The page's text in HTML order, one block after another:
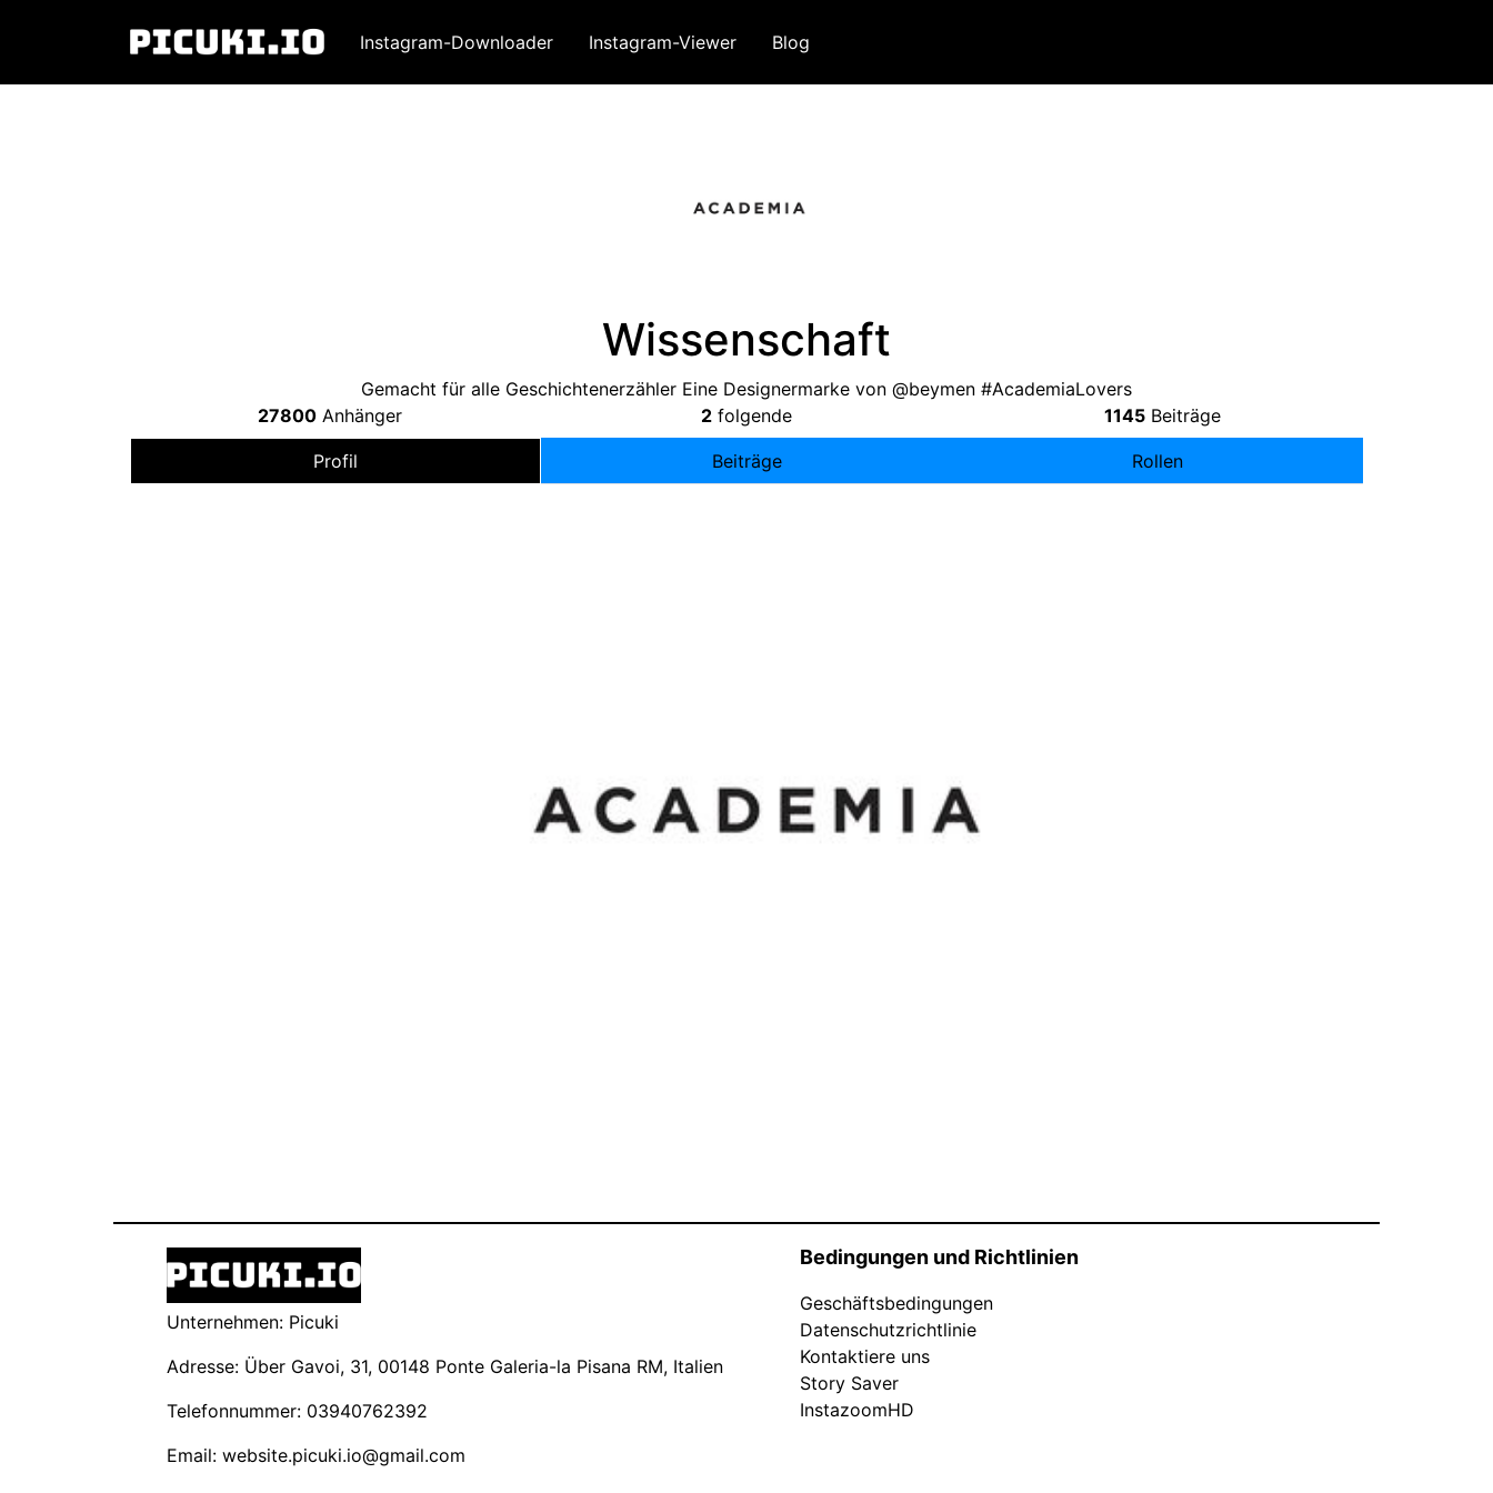
Instagram-Downloader Instagram-Viewer Blog
Wissenschaft
Gemacht für alle Geschichtenerzähler Eine Designermarke von @beymen #AcademiaLovers
27800 Anhänger 2 folgende 1145 Beiträge
Profil Beiträge Rollen
Unternehmen: Picuki
Adresse: Über Gavoi, 31, 00148 Ponte Galeria-la Pisana RM, Italien
Telefonnummer: 03940762392
Email: website.picuki.io@gmail.com
Bedingungen und Richtlinien
Geschäftsbedingungen
Datenschutzrichtlinie
Kontaktiere uns
Story Saver
InstazoomHD